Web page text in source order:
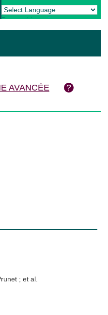
Powered by Translate
AVANCÉE
; et al.